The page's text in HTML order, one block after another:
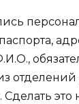
Сделать